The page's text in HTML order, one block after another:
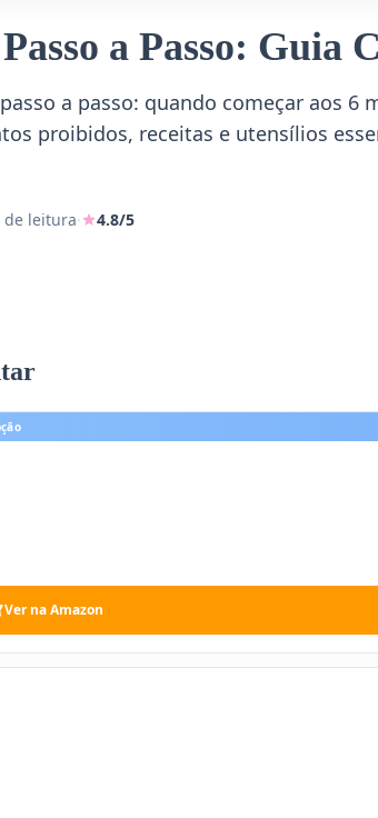
a Passo: Guia
a passo: quando começar aos 6
proibidos, receitas e utensílios
de leitura· 4.8/5
Ver na Amazon